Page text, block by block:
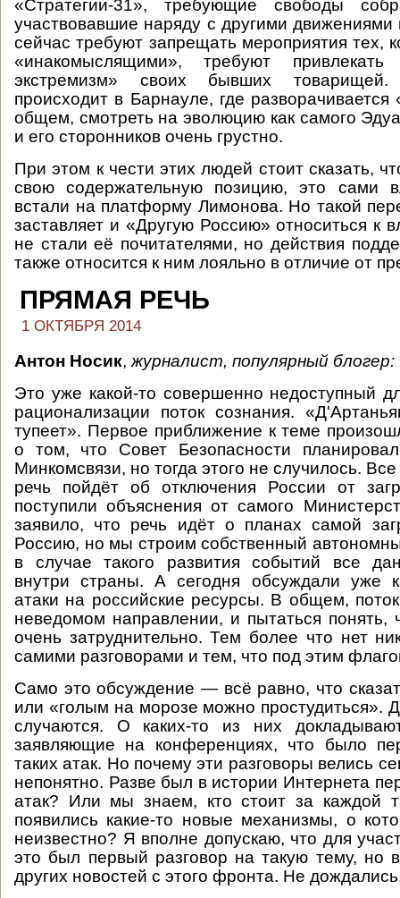
«Стратегии-31», требующие свободы
участвовавшие наряду с другими движениями
сейчас требуют запрещать мероприятия тех,
«инакомыслящими», требуют
экстремизм» своих бывших
происходит в Барнауле, где
общем, смотреть на эволюцию как самого
и его сторонников очень грустно.
При этом к чести этих людей стоит сказать,
свою содержательную позицию, это сами
встали на платформу Лимонова. Но такой
заставляет и «Другую Россию» относиться к
не стали её почитателями, но действия
также относится к ним лояльно в отличие от
ПРЯМАЯ РЕЧЬ
1 ОКТЯБРЯ 2014
Антон Носик, журналист, популярный блогер:
Это уже какой-то совершенно недоступный
рационализации поток сознания.
тупеет». Первое приближение к теме
о том, что Совет Безопасности
Минкомсвязи, но тогда этого не случилось.
речь пойдёт об отключения России от
поступили объяснения от самого
заявило, что речь идёт о планах самой
Россию, но мы строим собственный
в случае такого развития событий все
внутри страны. А сегодня обсуждали уже
атаки на российские ресурсы. В общем,
неведомом направлении, и пытаться понять,
очень затруднительно. Тем более что нет
самими разговорами и тем, что под этим
Само это обсуждение — всё равно, что
или «голым на морозе можно простудиться».
случаются. О каких-то из них
заявляющие на конференциях, что было
таких атак. Но почему эти разговоры велись
непонятно. Разве был в истории Интернета
атак? Или мы знаем, кто стоит за каждой
появились какие-то новые механизмы, о
неизвестно? Я вполне допускаю, что для
это был первый разговор на такую тему, но
других новостей с этого фронта. Не